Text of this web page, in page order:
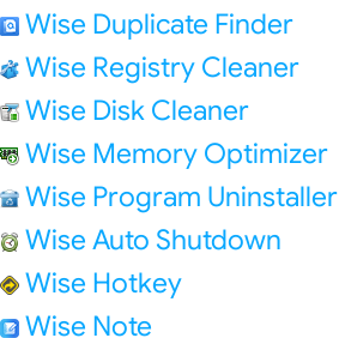
Wise Duplicate Finder
Wise Registry Cleaner
Wise Disk Cleaner
Wise Memory Optimizer
Wise Program Uninstaller
Wise Auto Shutdown
Wise Hotkey
Wise Note